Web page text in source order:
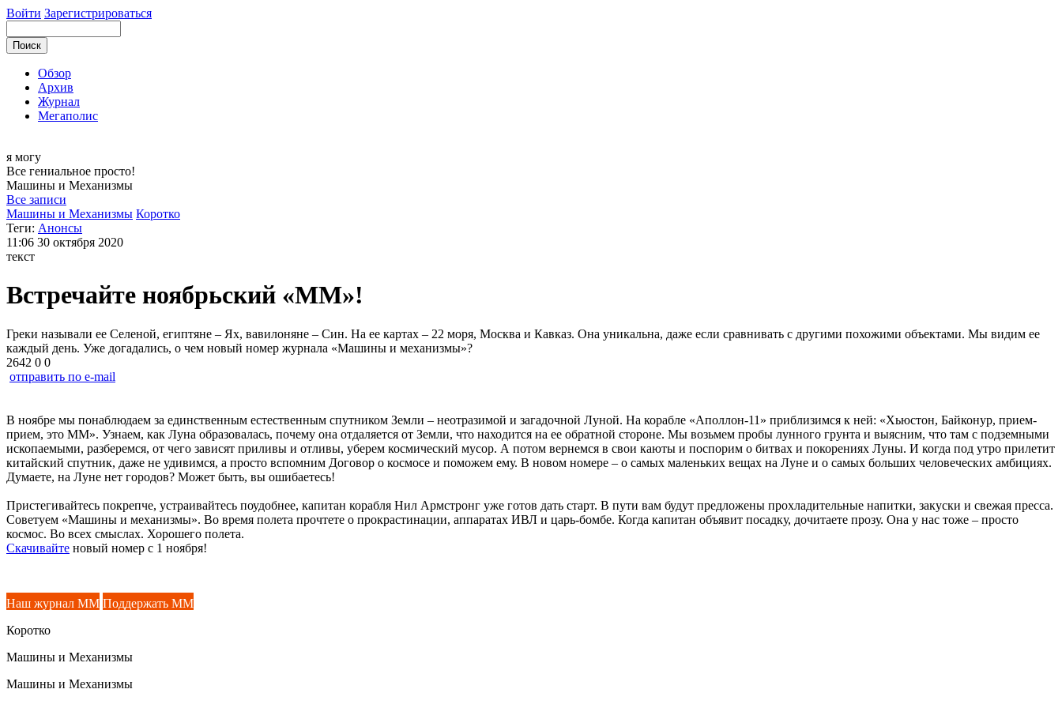
Войти Зарегистрироваться
Обзор
Архив
Журнал
Мегаполис
я могу
Все гениальное просто!
Машины и Механизмы
Все записи
Машины и Механизмы Коротко
Теги: Анонсы
11:06 30 октября 2020
текст
Встречайте ноябрьский «ММ»!
Греки называли ее Селеной, египтяне – Ях, вавилоняне – Син. На ее картах – 22 моря, Москва и Кавказ. Она уникальна, даже если сравнивать с другими похожими объектами. Мы видим ее
каждый день. Уже догадались, о чем новый номер журнала «Машины и механизмы»?
2642 0 0
отправить по e-mail
В ноябре мы понаблюдаем за единственным естественным спутником Земли – неотразимой и загадочной Луной. На корабле «Аполлон-11» приблизимся к ней: «Хьюстон, Байконур, прием-
прием, это ММ». Узнаем, как Луна образовалась, почему она отдаляется от Земли, что находится на ее обратной стороне. Мы возьмем пробы лунного грунта и выясним, что там с подземными
ископаемыми, разберемся, от чего зависят приливы и отливы, уберем космический мусор. А потом вернемся в свои каюты и поспорим о битвах и покорениях Луны. И когда под утро прилетит
китайский спутник, даже не удивимся, а просто вспомним Договор о космосе и поможем ему. В новом номере – о самых маленьких вещах на Луне и о самых больших человеческих амбициях.
Думаете, на Луне нет городов? Может быть, вы ошибаетесь!
Пристегивайтесь покрепче, устраивайтесь поудобнее, капитан корабля Нил Армстронг уже готов дать старт. В пути вам будут предложены прохладительные напитки, закуски и свежая пресса.
Советуем «Машины и механизмы». Во время полета прочтете о прокрастинации, аппаратах ИВЛ и царь-бомбе. Когда капитан объявит посадку, дочитаете прозу. Она у нас тоже – просто
космос. Во всех смыслах. Хорошего полета.
Скачивайте новый номер с 1 ноября!
Наш журнал ММ Поддержать ММ
Коротко
Машины и Механизмы
Машины и Механизмы